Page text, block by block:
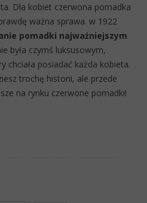
Dla kobiet czerwona pomadka
ważna sprawa. w 1922
pomadki najważniejszym
była czymś luksusowym,
chciała posiadać każda kobieta.
trochę historii, ale przede
na rynku czerwone pomadki!